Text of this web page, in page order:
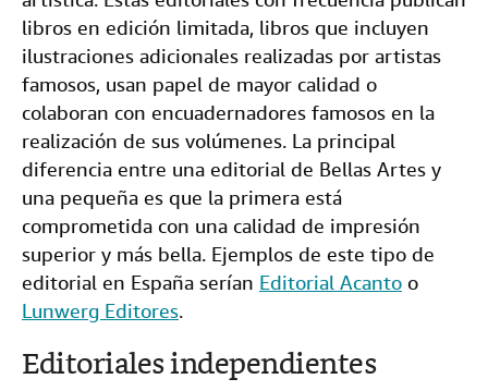
libros en edición limitada, libros que incluyen
ilustraciones adicionales realizadas por artistas
famosos, usan papel de mayor calidad o
colaboran con encuadernadores famosos en la
realización de sus volúmenes. La principal
diferencia entre una editorial de Bellas Artes y
una pequeña es que la primera está
comprometida con una calidad de impresión
superior y más bella. Ejemplos de este tipo de
editorial en España serían Editorial Acanto o
Lunwerg Editores.
Editoriales independientes